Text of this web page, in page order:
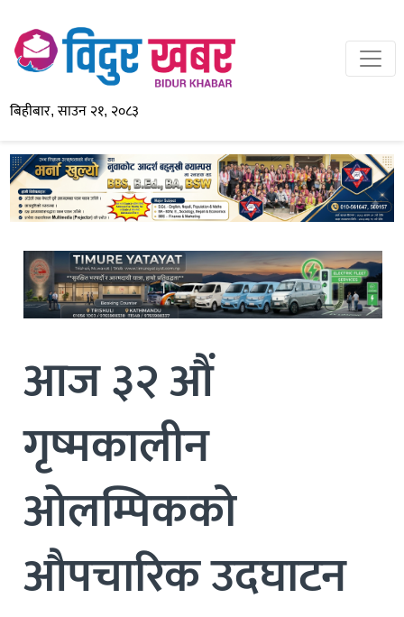
बिहीबार, साउन २१, २०८३
आज ३२ औं
गृष्मकालीन
ओलम्पिकको
औपचारिक उदघाटन